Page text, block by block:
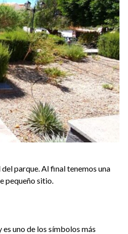
parque. Al final tenemos una
pequeño sitio.
uno de los símbolos más